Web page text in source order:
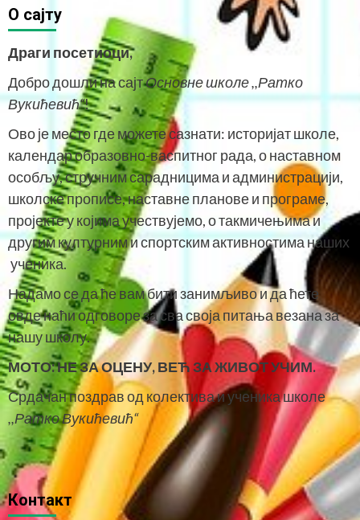
O сајту
Драги посетиоци,
Добро дошли на сајтОсновне школе ,,Ратко
Вукићевић“!
Ово је место где можете сазнати: историјат школе,
календар образовно-васпитног рада, о наставном
особљу, стручним сарадницима и администрацији,
школске прописе, наставне планове и програме,
пројекте у којима учествујемо, о такмичењима и
другим културним и спортским активностима наших
ученика.
Надамо се да ће вам бити занимљиво и да ћете
овде наћи одговоре за сва своја питања везана за
нашу школу.
МОТО:НЕ ЗА ОЦЕНУ, ВЕЋ ЗА ЖИВОТ УЧИМ.
Срдачан поздрав од колектива и ученика школе
,,Ратко Вукићевић“
Контакт